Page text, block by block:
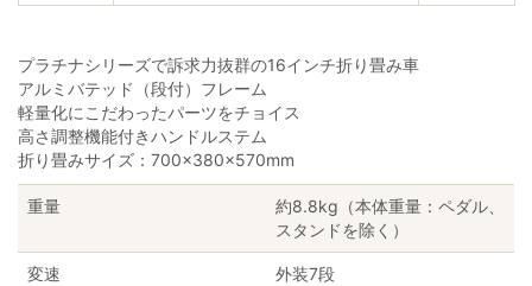
プラチナシリーズで訴求力抜群の16インチ折り畳み車
アルミバテッド（段付）フレーム
軽量化にこだわったパーツをチョイス
高さ調整機能付きハンドルステム
折り畳みサイズ：700×380×570mm
重量
約8.8kg（本体重量：ペダル、
スタンドを除く）
変速 外装7段